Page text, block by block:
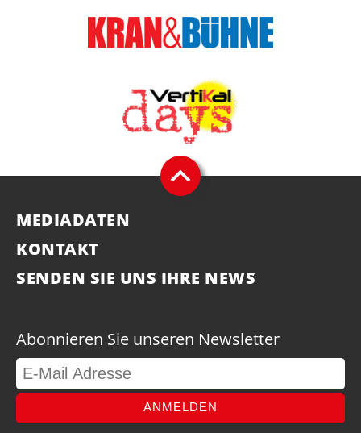
MEDIADATEN
KONTAKT
SENDEN SIE UNS IHRE NEWS
Abonnieren Sie unseren Newsletter
ANMELDEN